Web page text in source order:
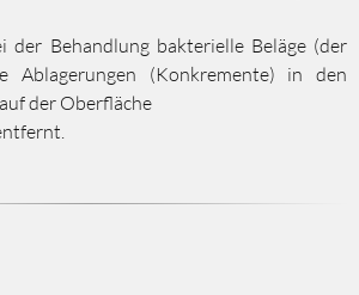
der Behandlung bakterielle Beläge (der
Ablagerungen (Konkremente) in den
auf der Oberfläche